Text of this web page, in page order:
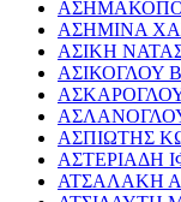
ΑΣΗΜΙΝΑ
ΑΣΙΚΗ
ΑΣΙΚΟΓΛΟΥ
ΑΣΠΙΩΤΗΣ
ΑΣΤΕΡΙΑΔΗ
ΑΤΣΑΛΑΚΗ